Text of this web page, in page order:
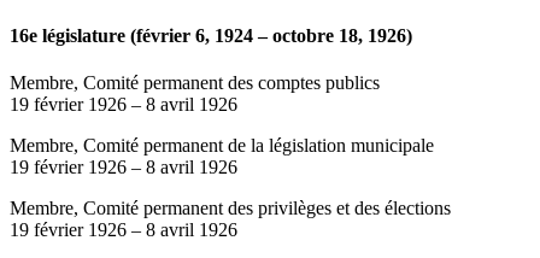
16e législature (février 6, 1924 – octobre 18, 1926)
Membre, Comité permanent des comptes publics
19 février 1926 – 8 avril 1926
Membre, Comité permanent de la législation municipale
19 février 1926 – 8 avril 1926
Membre, Comité permanent des privilèges et des élections
19 février 1926 – 8 avril 1926